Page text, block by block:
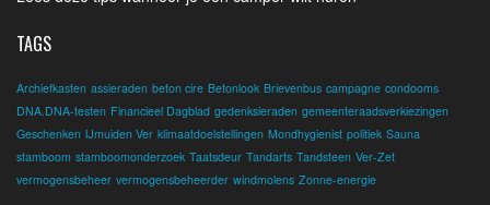
TAGS
Archiefkasten assieraden beton cire Betonlook Brievenbus campagne condooms
DNA.DNA-testen Financieel Dagblad gedenksieraden gemeenteraadsverkiezingen
Geschenken IJmuiden Ver klimaatdoelstellingen Mondhygienist politiek Sauna
stamboom stamboomonderzoek Taatsdeur Tandarts Tandsteen Ver-Zet
vermogensbeheer vermogensbeheerder windmolens Zonne-energie